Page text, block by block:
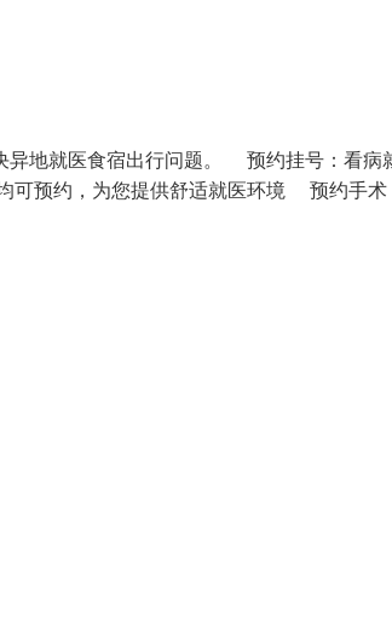
异地就医食宿出行问题。 预约挂号：看病
可预约，为您提供舒适就医环境 预约手术